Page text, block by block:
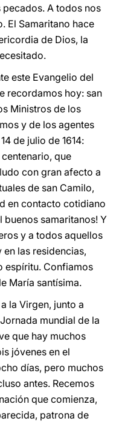
A todos nos
El Samaritano hace
de Dios, la
este Evangelio del
recordamos hoy: san
Ministros de los
y de los agentes
de julio de 1614:
que
con gran afecto a
de san Camilo,
en contacto cotidiano
buenos samaritanos! Y
y a todos aquellos
las residencias,
espíritu. Confiamos
María santísima.
la Virgen, junto a
mundial de la
que hay muchos
jóvenes en el
días, pero muchos
antes. Recemos
que comienza,
patrona de